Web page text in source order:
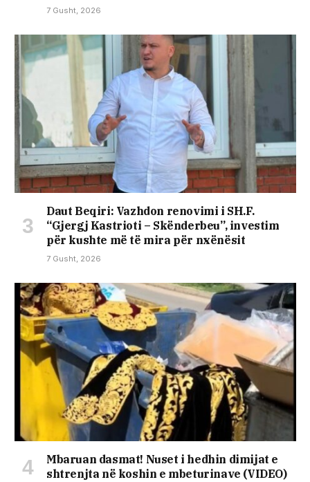
7 Gusht, 2026
Daut Beqiri: Vazhdon renovimi i SH.F.
“Gjergj Kastrioti – Skënderbeu”, investim
për kushte më të mira për nxënësit
7 Gusht, 2026
Mbaruan dasmat! Nuset i hedhin dimijat e
shtrenjta në koshin e mbeturinave (VIDEO)